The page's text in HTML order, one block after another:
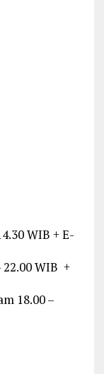
WIB + E-
22.00 WIB +
18.00 –